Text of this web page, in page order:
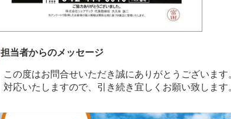
担当者からのメッセージ
この度はお問合せいただき誠にありがとうございま
対応いたしますので、引き続き宜しくお願い致します